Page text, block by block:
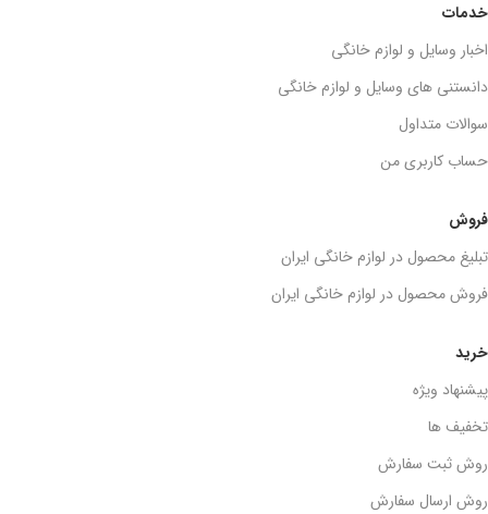
خرید
پیشنهاد ویژه
تخفیف ها
روش ثبت سفارش
روش ارسال سفارش
فروش
تبلیغ محصول در لوازم خانگی ایران
فروش محصول در لوازم خانگی ایران
خدمات
اخبار وسایل و لوازم خانگی
دانستنی های وسایل و لوازم خانگی
سوالات متداول
حساب کاربری من